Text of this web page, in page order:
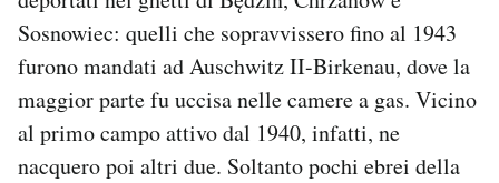
Sosnowiec: quelli che sopravvissero fino al 1943
furono mandati ad Auschwitz II-Birkenau, dove la
maggior parte fu uccisa nelle camere a gas. Vicino
al primo campo attivo dal 1940, infatti, ne
nacquero poi altri due. Soltanto pochi ebrei della